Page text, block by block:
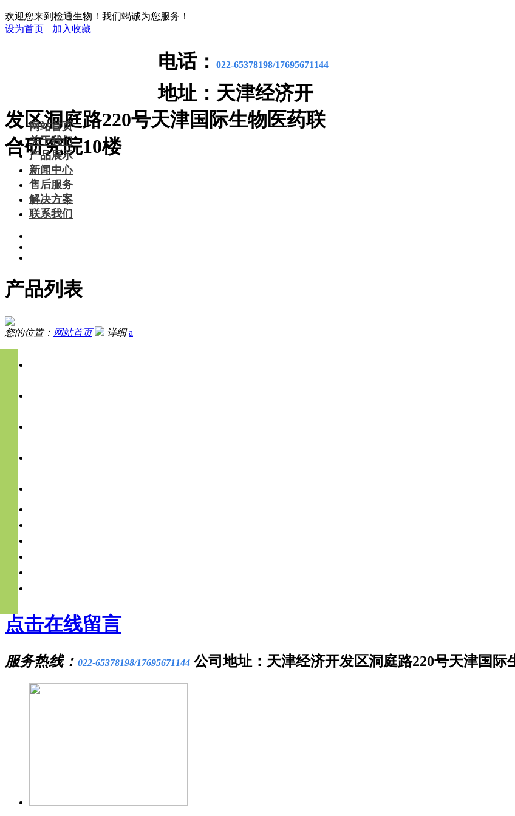
欢迎您来到检通生物！我们竭诚为您服务！
设为首页
加入收藏
电话： 022-65378198/17695671144
地址： 天津经济开
发区洞庭路220号天津国际生物医药联
合研究院10楼
网站首页
关于我们
产品展示
新闻中心
售后服务
解决方案
联系我们
产品列表
您的位置： 网站首页 详细 a
点击在线留言
服务热线： 022-65378198/17695671144 公司地址：天津经济开发区洞庭路220号天津国际